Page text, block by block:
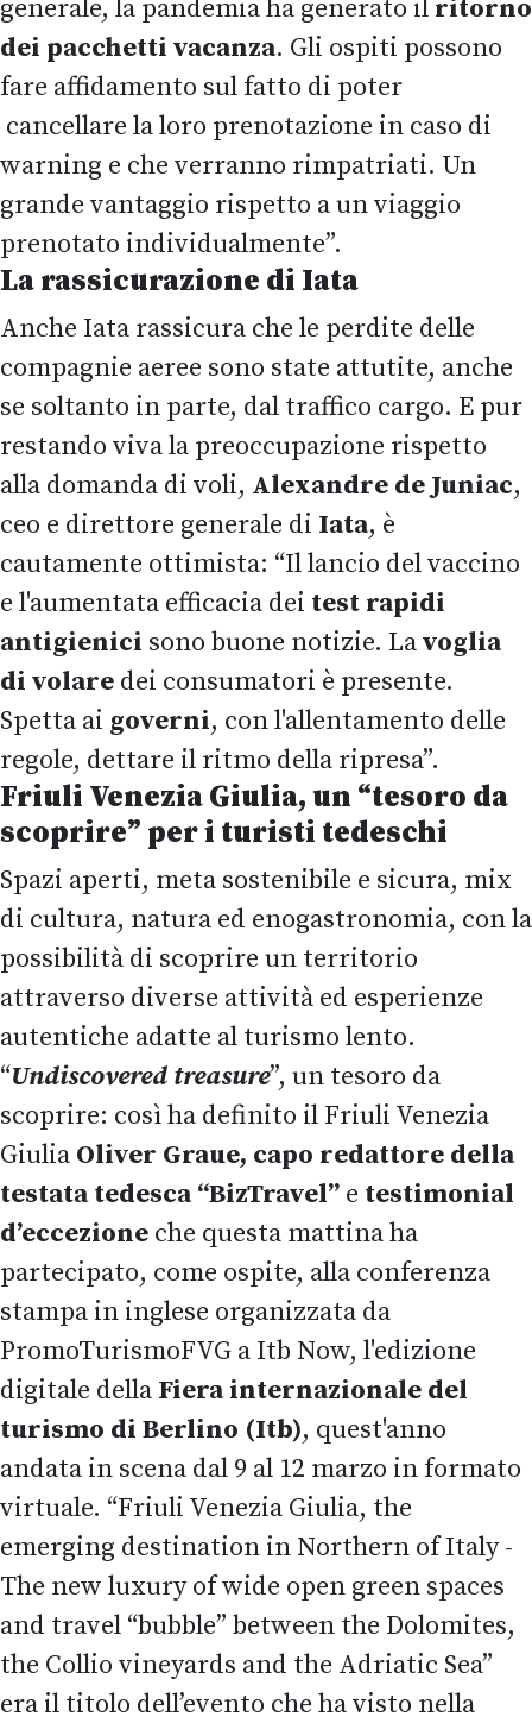
generale, la pandemia ha generato il ritorno
dei pacchetti vacanza. Gli ospiti possono
fare affidamento sul fatto di poter
cancellare la loro prenotazione in caso di
warning e che verranno rimpatriati. Un
grande vantaggio rispetto a un viaggio
prenotato individualmente”.
La rassicurazione di Iata
Anche Iata rassicura che le perdite delle
compagnie aeree sono state attutite, anche
se soltanto in parte, dal traffico cargo. E pur
restando viva la preoccupazione rispetto
alla domanda di voli, Alexandre de Juniac,
ceo e direttore generale di Iata, è
cautamente ottimista: “Il lancio del vaccino
e l'aumentata efficacia dei test rapidi
antigienici sono buone notizie. Lavoglia
di volare dei consumatori è presente.
Spetta ai governi, con l'allentamento delle
regole, dettare il ritmo della ripresa”.
Friuli Venezia Giulia, un “tesoro da
scoprire” per i turisti tedeschi
Spazi aperti, meta sostenibile e sicura, mix
di cultura, natura ed enogastronomia, con la
possibilità di scoprire un territorio
attraverso diverse attività ed esperienze
autentiche adatte al turismo lento.
“Undiscovered treasure”, un tesoro da
scoprire: così ha definito il Friuli Venezia
Giulia Oliver Graue, capo redattore della
testata tedesca “BizTravel” e testimonial
d’eccezione che questa mattina ha
partecipato, come ospite, alla conferenza
stampa in inglese organizzata da
PromoTurismoFVG a Itb Now, l'edizione
digitale della Fiera internazionale del
turismo di Berlino (Itb), quest'anno
andata in scena dal 9 al 12 marzo in formato
virtuale. “Friuli Venezia Giulia, the
emerging destination in Northern of Italy -
The new luxury of wide open green spaces
and travel “bubble” between the Dolomites,
the Collio vineyards and the Adriatic Sea”
era il titolo dell’evento che ha visto nella